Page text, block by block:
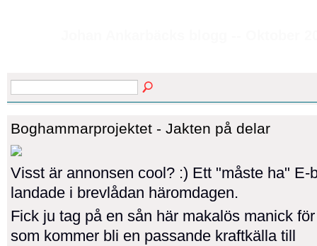
Boghammarprojektet - Jakten på delar
Visst är annonsen cool? :) Ett "måste ha" E-
landade i brevlådan häromdagen.
Fick ju tag på en sån här makalös manick
som kommer bli en passande kraftkälla till